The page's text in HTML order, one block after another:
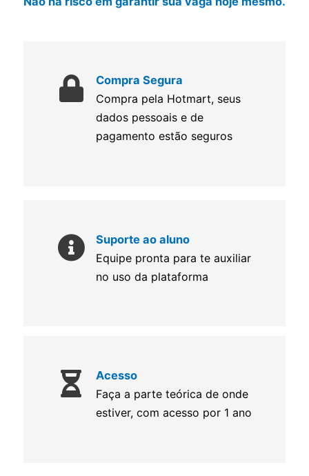
Compra Segura
Compra pela Hotmart, seus
dados pessoais e de
pagamento estão seguros
Suporte ao aluno
Equipe pronta para te auxiliar
no uso da plataforma
Acesso
Faça a parte teórica de onde
estiver, com acesso por 1 ano